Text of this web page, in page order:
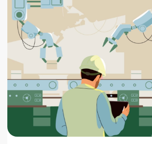
перспективе среднегодовые темпы
стремительно увеличиваться и до
13,91%.